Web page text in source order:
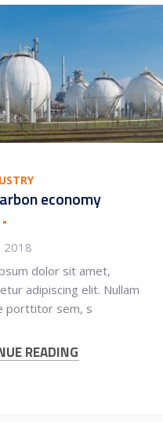
economy
2018
dolor sit amet,
adipiscing elit. Nullam
porttitor sem, s
READING